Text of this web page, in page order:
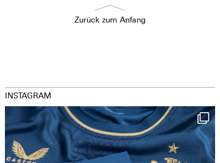
Zurück zum Anfang
INSTAGRAM
Happy Birthday FCZ
130 years filled ...
126
3